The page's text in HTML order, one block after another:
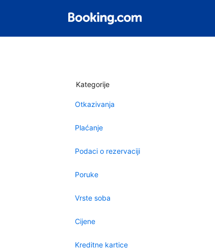
Kategorije
Otkazivanja
Plaćanje
Podaci o rezervaciji
Poruke
Vrste soba
Cijene
Kreditne kartice